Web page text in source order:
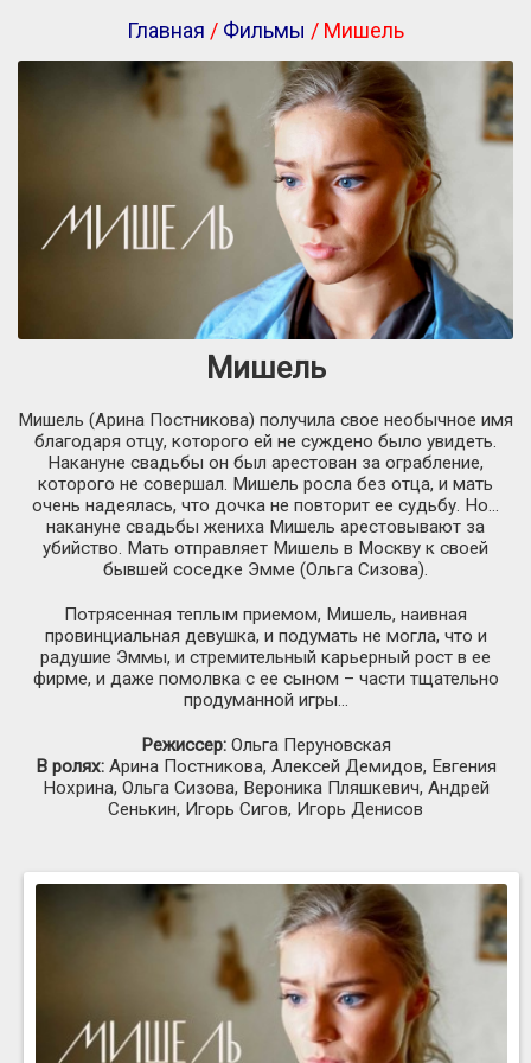
Главная / Фильмы / Мишель
Мишель
Мишель (Арина Постникова) получила свое необычное имя
благодаря отцу, которого ей не суждено было увидеть.
Накануне свадьбы он был арестован за ограбление,
которого не совершал. Мишель росла без отца, и мать
очень надеялась, что дочка не повторит ее судьбу. Но…
накануне свадьбы жениха Мишель арестовывают за
убийство. Мать отправляет Мишель в Москву к своей
бывшей соседке Эмме (Ольга Сизова).
Потрясенная теплым приемом, Мишель, наивная
провинциальная девушка, и подумать не могла, что и
радушие Эммы, и стремительный карьерный рост в ее
фирме, и даже помолвка с ее сыном – части тщательно
продуманной игры…
Режиссер:Ольга Перуновская
В ролях: Арина Постникова, Алексей Демидов, Евгения
Нохрина, Ольга Сизова, Вероника Пляшкевич, Андрей
Сенькин, Игорь Сигов, Игорь Денисов